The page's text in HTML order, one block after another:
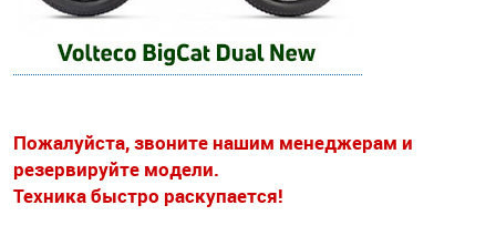
Пожалуйста, звоните нашим менеджерам и
резервируйте модели.
Техника быстро раскупается!